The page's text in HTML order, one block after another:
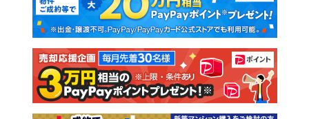
新築一戸建て 中古一戸建て
注文住宅 土地
売却査定